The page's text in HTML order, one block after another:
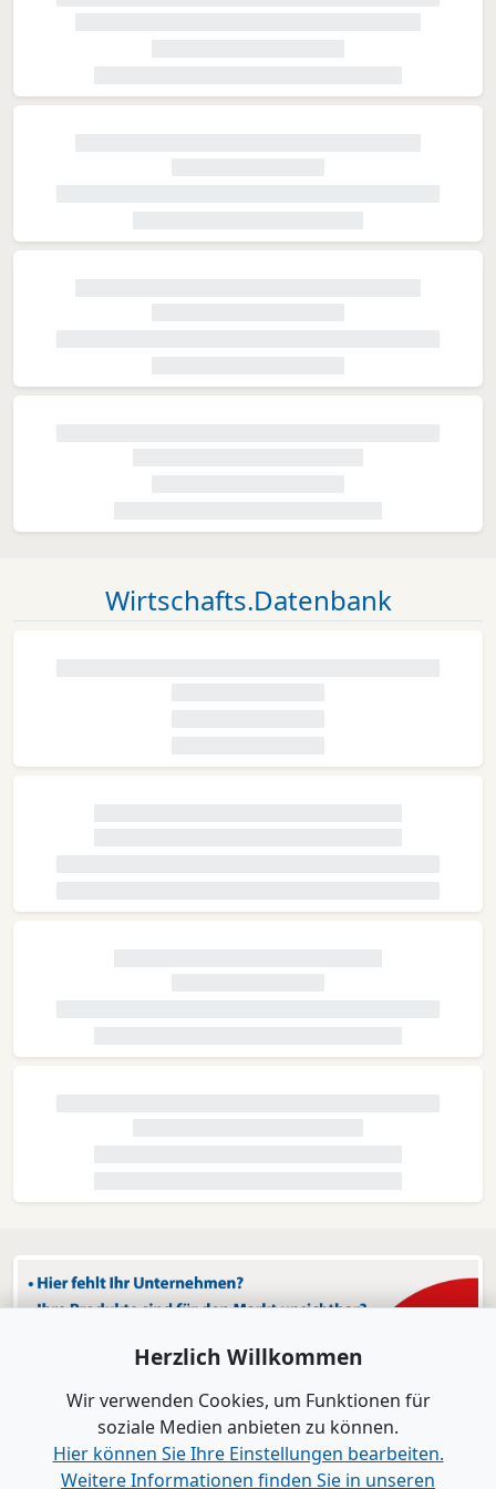
Wirtschafts.Datenbank
Herzlich Willkommen
Wir verwenden Cookies, um Funktionen für
soziale Medien anbieten zu können.
Hier können Sie Ihre Einstellungen bearbeiten.
Weitere Informationen finden Sie in unseren